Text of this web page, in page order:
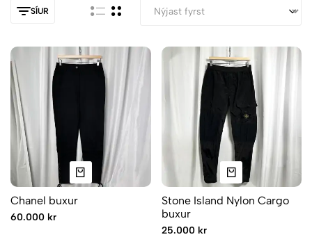
SÍUR
Chanel buxur
60.000 kr
Stone Island Nylon Cargo
buxur
25.000 kr